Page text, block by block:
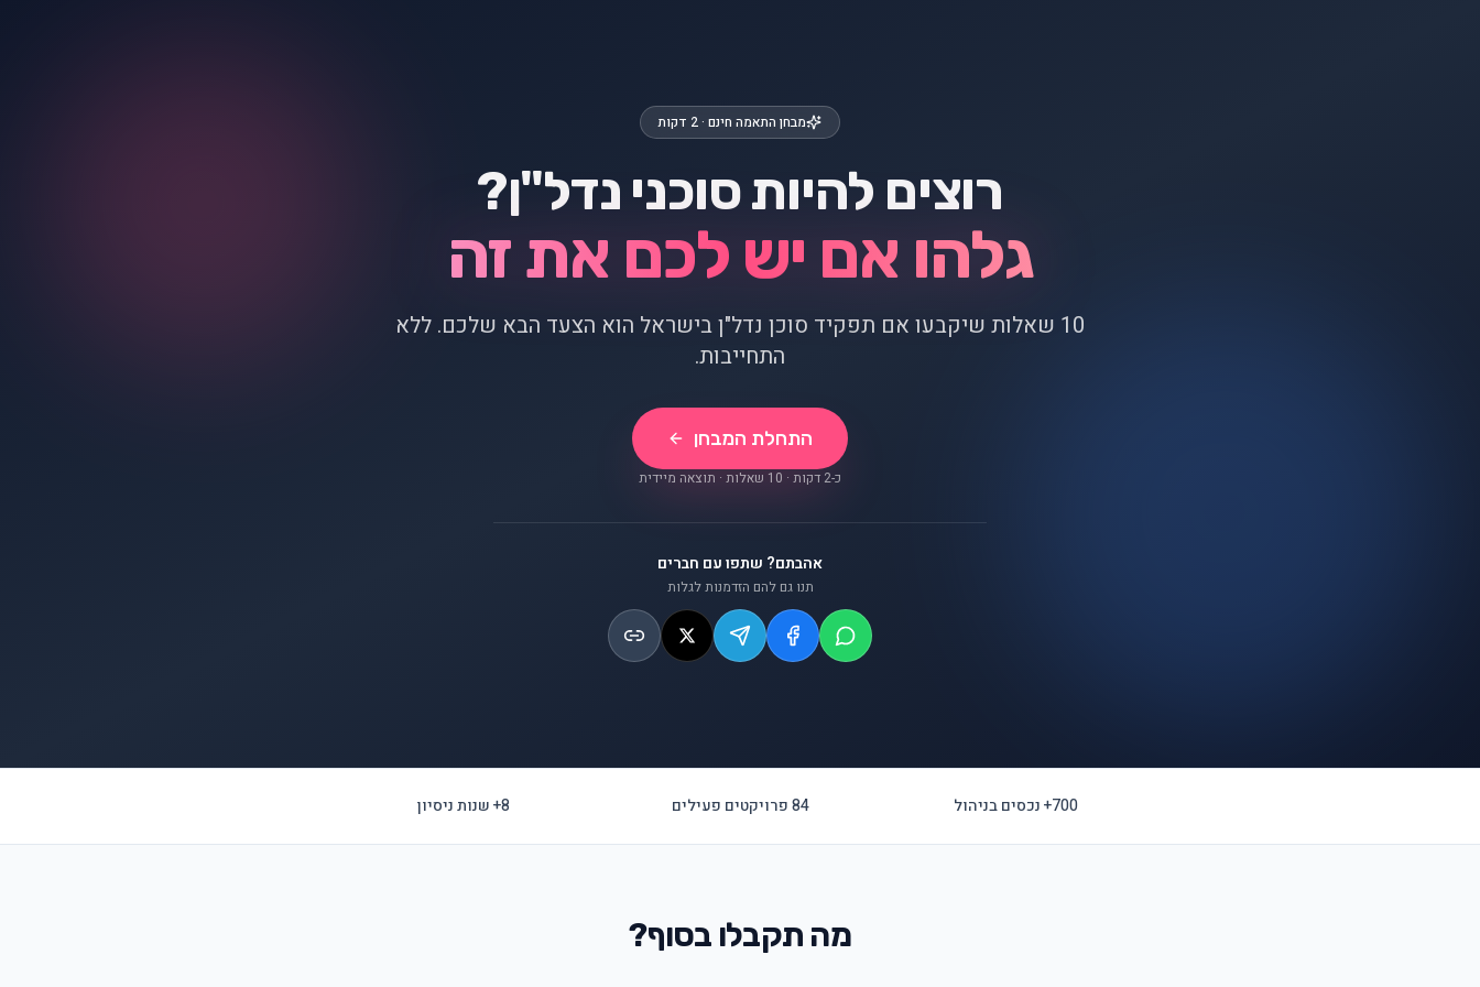
מבחן התאמה חינם · 2 דקות
רוצים להיות סוכני נדל"ן?
גלהו אם יש לכם את זה
10 שאלות שיקבעו אם תפקיד סוכן נדל"ן בישראל הוא הצעד הבא שלכם. ללא
התחייבות.
התחלת המבחן
כ-2 דקות · 10 שאלות · תוצאה מיידית
אהבתם? שתפו עם חברים
תנו גם להם הזדמנות לגלות
700+ נכסים בניהול 84 פרויקטים פעילים 8+ שנות ניסיון
מה תקבלו בסוף?